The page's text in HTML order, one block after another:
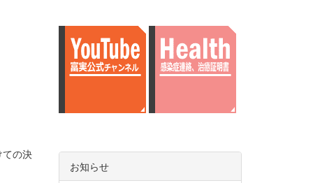
の決
お知らせ